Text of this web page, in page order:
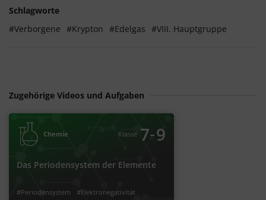
Schlagworte
#Verborgene #Krypton #Edelgas #VIII. Hauptgruppe
Zugehörige Videos und Aufgaben
Chemie Klasse 7‐9
Das Periodensystem der Elemente
#Periodensystem
#Elektronegativität